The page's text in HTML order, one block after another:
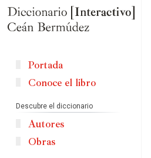
Portada
Conoce el libro
Descubre el diccionario
Autores
Obras